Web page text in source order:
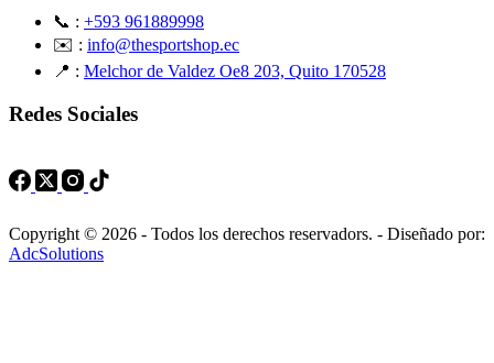
📞 : +593 961889998
✉️ : info@thesportshop.ec
📍 : Melchor de Valdez Oe8 203, Quito 170528
Redes Sociales
Copyright © 2026 - Todos los derechos reservadors. - Diseñado por:
AdcSolutions